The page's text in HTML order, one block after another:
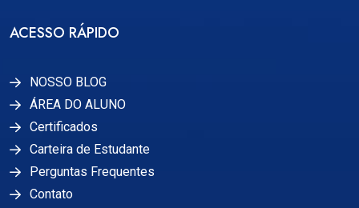
ACESSO RÁPIDO
NOSSO BLOG
ÁREA DO ALUNO
Certificados
Carteira de Estudante
Perguntas Frequentes
Contato